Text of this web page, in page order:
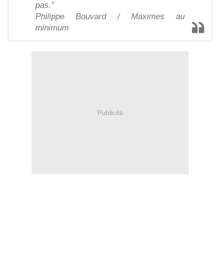
pas.”
Philippe Bouvard / Maximes au
minimum
Publicité